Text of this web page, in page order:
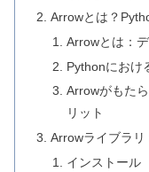
Arrowとは？
Arrowとは：
Pythonにおけ
Arrowがもた
リット
Arrowライブラ
インストール